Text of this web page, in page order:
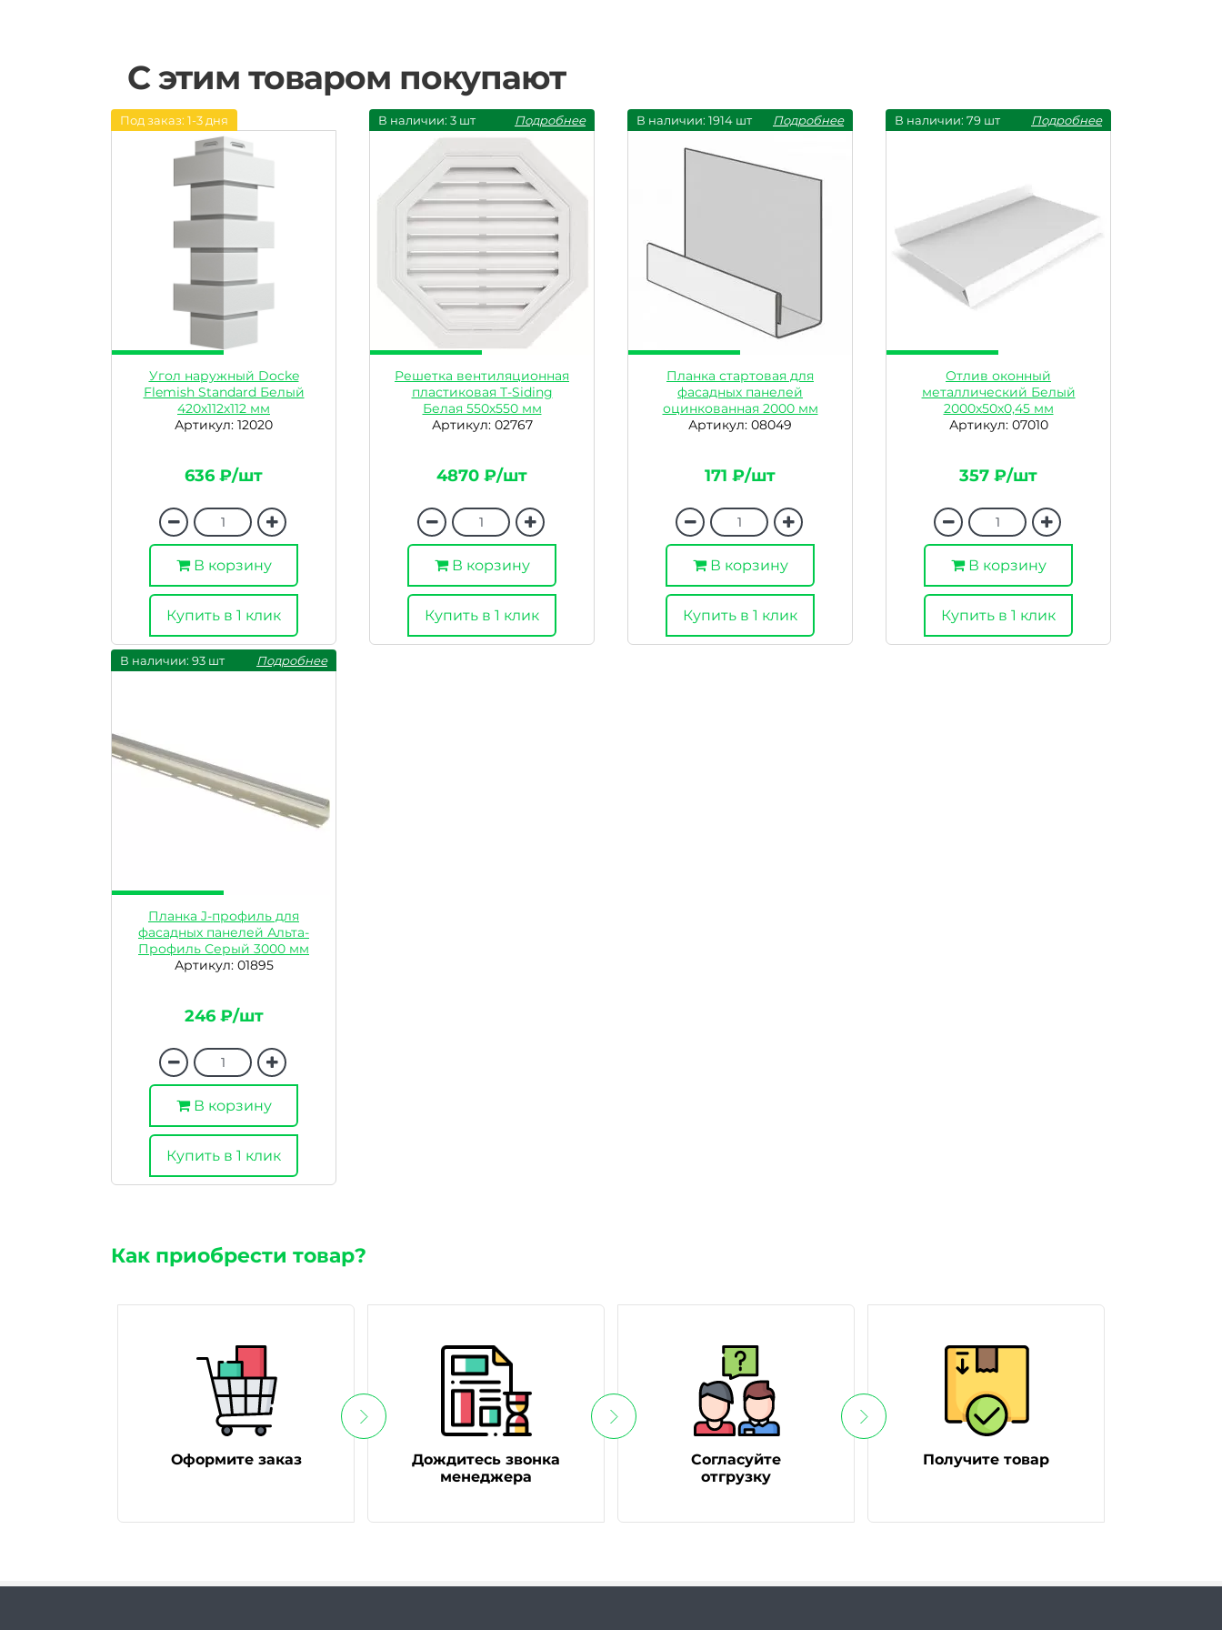
С этим товаром покупают
Под заказ: 1-3 дня
Угол наружный Docke
Flemish Standard Белый
420х112х112 мм
Артикул: 12020
636 ₽/шт
В корзину
Купить в 1 клик
В наличии: 3 шт Подробнее
Решетка вентиляционная
пластиковая T-Siding
Белая 550х550 мм
Артикул: 02767
4870 ₽/шт
В корзину
Купить в 1 клик
В наличии: 1914 шт Подробнее
Планка стартовая для
фасадных панелей
оцинкованная 2000 мм
Артикул: 08049
171 ₽/шт
В корзину
Купить в 1 клик
В наличии: 79 шт Подробнее
Отлив оконный
металлический Белый
2000х50х0,45 мм
Артикул: 07010
357 ₽/шт
В корзину
Купить в 1 клик
В наличии: 93 шт Подробнее
Планка J-профиль для
фасадных панелей Альта-
Профиль Серый 3000 мм
Артикул: 01895
246 ₽/шт
В корзину
Купить в 1 клик
Как приобрести товар?
Оформите заказ
Дождитесь звонка
менеджера
Согласуйте
отгрузку
Получите товар